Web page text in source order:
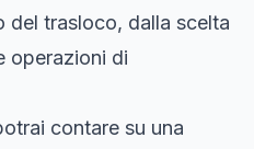
del trasloco, dalla scelta
operazioni di
contare su una